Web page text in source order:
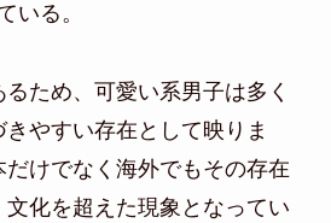
いる。
ため、可愛い系男子は多く
やすい存在として映りま
けでなく海外でもその存在
化を超えた現象となってい